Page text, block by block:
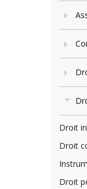
Droit
Droit
Droit